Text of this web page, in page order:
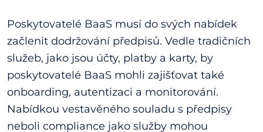
Poskytovatelé BaaS musí do svých nabídek
začlenit dodržování předpisů. Vedle tradičních
služeb, jako jsou účty, platby a karty, by
poskytovatelé BaaS mohli zajišťovat také
onboarding, autentizaci a monitorování.
Nabídkou vestavěného souladu s předpisy
neboli compliance jako služby mohou